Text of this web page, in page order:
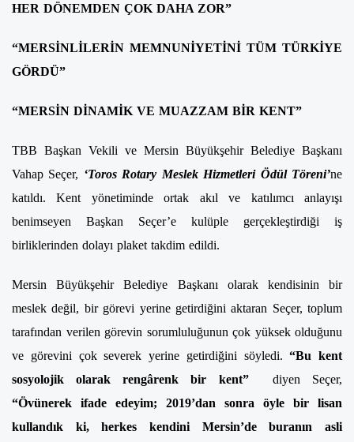
HER DÖNEMDEN ÇOK DAHA ZOR”
“MERSİNLİLERİN MEMNUNİYETİNİ TÜM TÜRKİYE
GÖRDÜ”
“MERSİN DİNAMİK VE MUAZZAM BİR KENT”
TBB Başkan Vekili ve Mersin Büyükşehir Belediye Başkanı
Vahap Seçer, ‘Toros Rotary Meslek Hizmetleri Ödül Töreni’ne
katıldı. Kent yönetiminde ortak akıl ve katılımcı anlayışı
benimseyen Başkan Seçer’e kulüple gerçekleştirdiği iş
birliklerinden dolayı plaket takdim edildi.
Mersin Büyükşehir Belediye Başkanı olarak kendisinin bir
meslek değil, bir görevi yerine getirdiğini aktaran Seçer, toplum
tarafından verilen görevin sorumluluğunun çok yüksek olduğunu
ve görevini çok severek yerine getirdiğini söyledi.“Bu kent
sosyolojik olarak rengârenk bir kent”diyen Seçer,
“Övünerek ifade edeyim; 2019’dan sonra öyle bir lisan
kullandık ki, herkes kendini Mersin’de buranın asli